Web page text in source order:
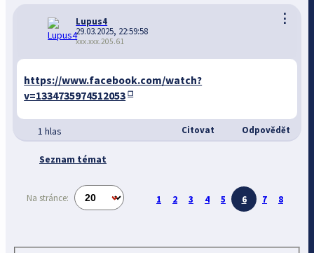
⋮
Lupus4
29.03.2025, 22:59:58
xxx.xxx.205.61
https://www.facebook.com/watch?
v=1334735974512053
1 hlas Citovat Odpovědět
Seznam témat
Na stránce: 1 2 3 4 5 6 7 8